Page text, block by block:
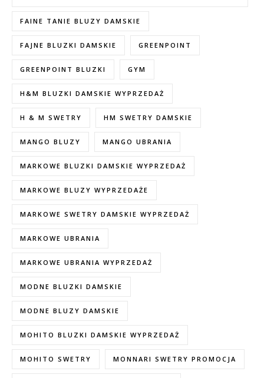
FAINE TANIE BLUZY DAMSKIE
FAJNE BLUZKI DAMSKIE GREENPOINT
GREENPOINT BLUZKI GYM
H&M BLUZKI DAMSKIE WYPRZEDAŻ
H & M SWETRY HM SWETRY DAMSKIE
MANGO BLUZY MANGO UBRANIA
MARKOWE BLUZKI DAMSKIE WYPRZEDAŻ
MARKOWE BLUZY WYPRZEDAŻE
MARKOWE SWETRY DAMSKIE WYPRZEDAŻ
MARKOWE UBRANIA
MARKOWE UBRANIA WYPRZEDAŻ
MODNE BLUZKI DAMSKIE
MODNE BLUZY DAMSKIE
MOHITO BLUZKI DAMSKIE WYPRZEDAŻ
MOHITO SWETRY MONNARI SWETRY PROMOCJA